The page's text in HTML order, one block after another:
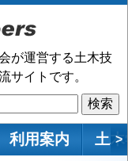
が運営する土木技
サイトです。
利用案内 土 >